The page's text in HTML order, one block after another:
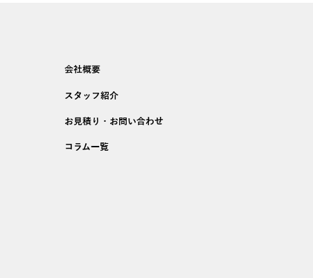
会社概要
スタッフ紹介
お見積り・お問い合わせ
コラム一覧